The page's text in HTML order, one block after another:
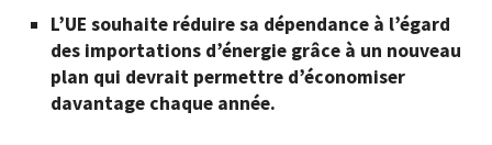
L’UE souhaite réduire sa dépendance à l’égard
des importations d’énergie grâce à un nouveau
plan qui devrait permettre d’économiser
davantage chaque année.